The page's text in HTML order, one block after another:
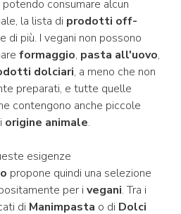
consumare alcun
la lista di prodotti off-
di più. I vegani non possono
formaggio, pasta all'uovo,
dolciari, a meno che non
preparati, e tutte quelle
contengono anche piccole
origine animale.
esigenze
propone quindi una selezione
per i vegani. Tra i
di Manimpasta o di Dolci